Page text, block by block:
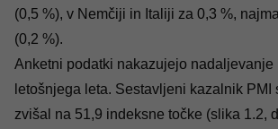
(0,5 %), v Nemčiji in Italiji za 0,3 %,
(0,2 %).
Anketni podatki nakazujejo nadaljevanje
letošnjega leta. Sestavljeni kazalnik PMI
zvišal na 51,9 indeksne točke (slika 1.2,